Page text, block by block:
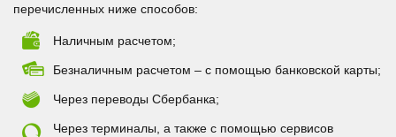
перечисленных ниже способов:
Наличным расчетом;
Безналичным расчетом – с помощью банковской карты;
Через переводы Сбербанка;
Через терминалы, а также с помощью сервисов